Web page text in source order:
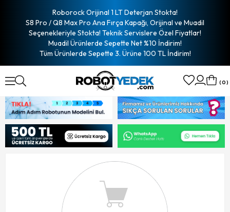
Roborock Orijinal 1 LT Deterjan Stokta!
S8 Pro / Q8 Max Pro Ana Fırça Kapağı, Orijinal ve Muadil
Seçenekleriyle Stokta! Teknik Servislere Özel Fiyatlar!
Muadil Ürünlerde Sepette Net %10 İndirim!
Tüm Ürünlerde Sepette 3. Ürüne 100 TL İndirim!
0